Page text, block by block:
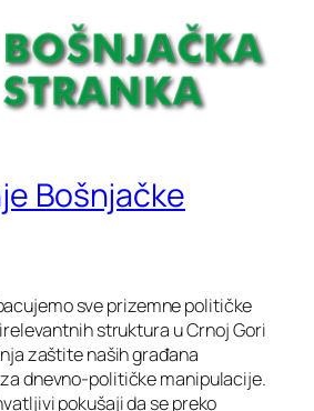
Bošnjačke
sve prizemne političke
struktura u Crnoj Gori
zaštite naših građana
dnevno-političke manipulacije.
pokušaji da se preko